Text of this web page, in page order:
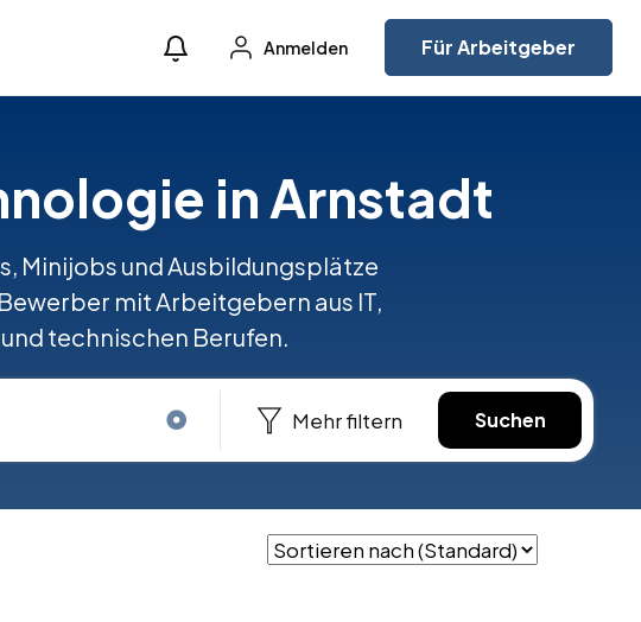
Anmelden Für Arbeitgeber
in Arnstadt
Minijobs und Ausbildungsplätze
mit Arbeitgebern aus IT,
technischen Berufen.
Mehr filtern Suchen